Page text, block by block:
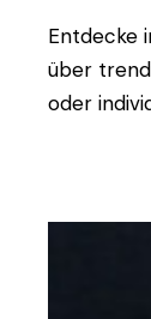
Entdecke
über
oder